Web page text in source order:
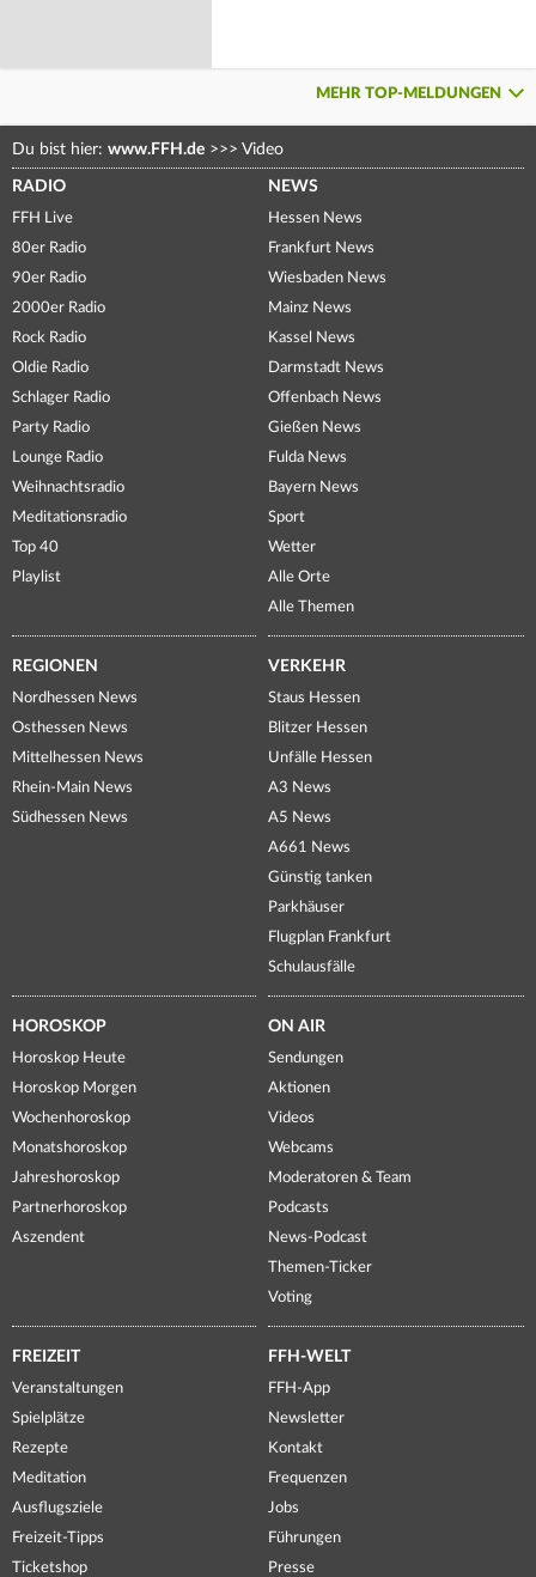
MEHR TOP-MELDUNGEN
Du bist hier: www.FFH.de >>> Video
RADIO
FFH Live
80er Radio
90er Radio
2000er Radio
Rock Radio
Oldie Radio
Schlager Radio
Party Radio
Lounge Radio
Weihnachtsradio
Meditationsradio
Top 40
Playlist
NEWS
Hessen News
Frankfurt News
Wiesbaden News
Mainz News
Kassel News
Darmstadt News
Offenbach News
Gießen News
Fulda News
Bayern News
Sport
Wetter
Alle Orte
Alle Themen
REGIONEN
Nordhessen News
Osthessen News
Mittelhessen News
Rhein-Main News
Südhessen News
VERKEHR
Staus Hessen
Blitzer Hessen
Unfälle Hessen
A3 News
A5 News
A661 News
Günstig tanken
Parkhäuser
Flugplan Frankfurt
Schulausfälle
HOROSKOP
Horoskop Heute
Horoskop Morgen
Wochenhoroskop
Monatshoroskop
Jahreshoroskop
Partnerhoroskop
Aszendent
ON AIR
Sendungen
Aktionen
Videos
Webcams
Moderatoren & Team
Podcasts
News-Podcast
Themen-Ticker
Voting
FREIZEIT
Veranstaltungen
Spielplätze
Rezepte
Meditation
Ausflugsziele
Freizeit-Tipps
Ticketshop
FFH-WELT
FFH-App
Newsletter
Kontakt
Frequenzen
Jobs
Führungen
Presse